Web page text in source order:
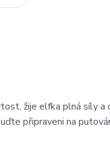
žije elfka plná síly a
připraveni na